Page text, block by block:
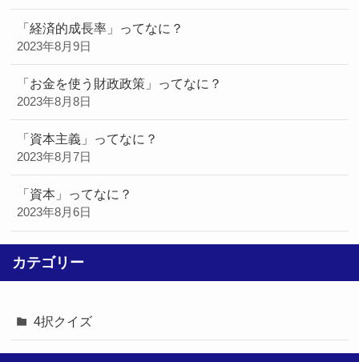
「経済的成長率」ってなに？
2023年8月9日
「お金を使う財政政策」ってなに？
2023年8月8日
「資本主義」ってなに？
2023年8月7日
「資本」ってなに？
2023年8月6日
カテゴリー
4択クイズ